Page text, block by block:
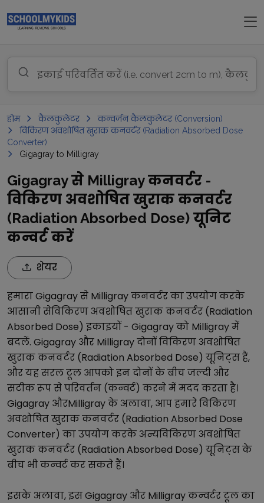
होम कैलकुलेटर
कन्वर्जन कैलकुलेटर (Conversion)
विकिरण अवशोषित खुराक कनवर्टर (Radiation Absorbed Dose
Converter)
Gigagray to Milligray
Gigagray से Milligray कनवर्टर -
विकिरण अवशोषित खुराक कनवर्टर
(Radiation Absorbed Dose) यूनिट
कन्वर्ट करें
शेयर
हमाराGigagrayसे Milligrayकनवर्टर का उपयोग करके
आसानी सेविकिरण अवशोषित खुराक कनवर्टर (Radiation
Absorbed Dose) इकाइयों - Gigagrayको Milligrayमें
बदलें. Gigagray और Milligrayदोनोंविकिरण अवशोषित
खुराक कनवर्टर (Radiation Absorbed Dose) यूनिट्स हैं,
और यह सरल टूल आपको इन दोनों के बीच जल्दी और
सटीक रूप से परिवर्तन (कन्वर्ट) करने में मदद करता है।
Gigagray औरMilligrayके अलावा, आप हमारेविकिरण
अवशोषित खुराक कनवर्टर (Radiation Absorbed Dose
Converter) का उपयोग करके अन्यविकिरण अवशोषित
खुराक कनवर्टर (Radiation Absorbed Dose) यूनिट्स के
बीच भी कन्वर्ट कर सकते हैं।
इसके अलावा, इसGigagray और Milligrayकन्वर्टर टूल का